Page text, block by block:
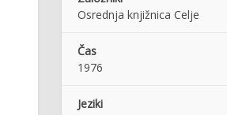
Osrednja knjižnica Celje
Čas
1976
Jeziki